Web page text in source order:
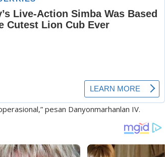
pesan Danyonmarhanlan IV.